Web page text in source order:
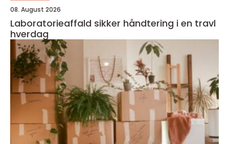
08. August 2026
Laboratorieaffald sikker håndtering i en travl
hverdag